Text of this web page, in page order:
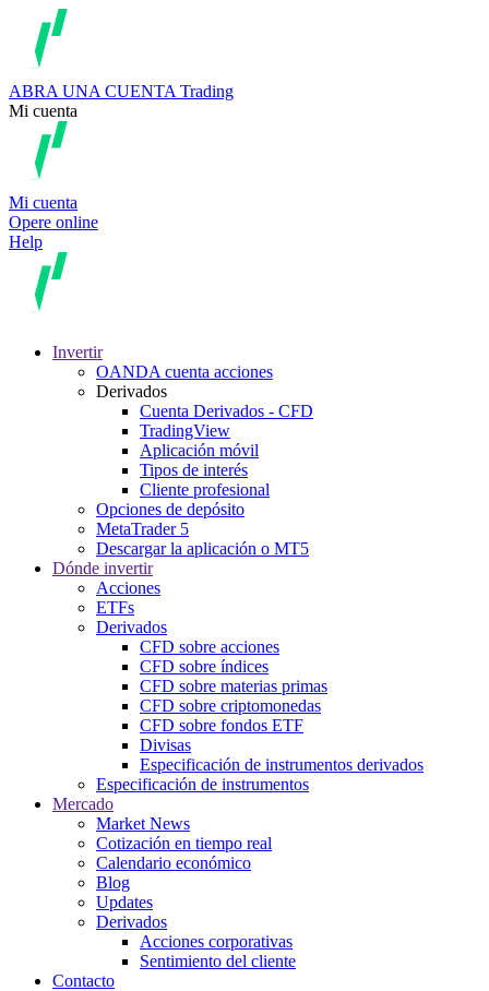
ABRA UNA CUENTA Trading
Mi cuenta
Mi cuenta
Opere online
Help
Invertir
OANDA cuenta acciones
Derivados
Cuenta Derivados - CFD
TradingView
Aplicación móvil
Tipos de interés
Cliente profesional
Opciones de depósito
MetaTrader 5
Descargar la aplicación o MT5
Dónde invertir
Acciones
ETFs
Derivados
CFD sobre acciones
CFD sobre índices
CFD sobre materias primas
CFD sobre criptomonedas
CFD sobre fondos ETF
Divisas
Especificación de instrumentos derivados
Especificación de instrumentos
Mercado
Market News
Cotización en tiempo real
Calendario económico
Blog
Updates
Derivados
Acciones corporativas
Sentimiento del cliente
Contacto